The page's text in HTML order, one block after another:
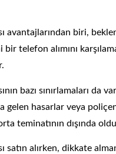
avantajlarından biri,
bir telefon alımını
bazı sınırlamaları
gelen hasarlar veya
teminatının dışında
satın alırken, dikkate